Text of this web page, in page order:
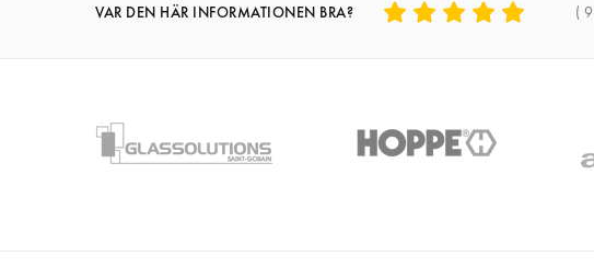
VAR DEN HÄR INFORMATIONEN BRA? ( 9